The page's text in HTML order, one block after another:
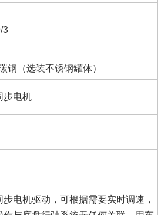
3
钢（选装不锈钢罐体）
步电机
步电机驱动，可根据需要实时调速，